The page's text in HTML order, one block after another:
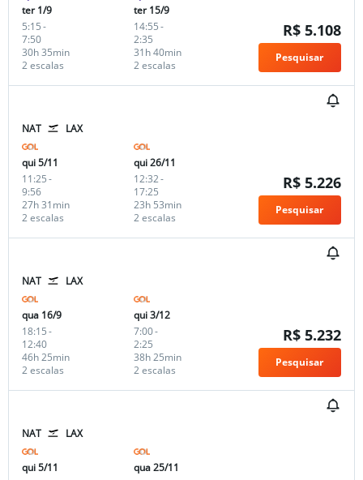
ter 1/9
5:15-
7:50
2 escalas
30h 35min
ter 15/9
14:55-
2:35
2 escalas
31h 40min
R$ 5.108
Pesquisar
NAT LAX
qui 5/11
11:25-
9:56
2 escalas
27h 31min
qui 26/11
12:32-
17:25
2 escalas
23h 53min
R$ 5.226
Pesquisar
NAT LAX
qua 16/9
18:15-
12:40
2 escalas
46h 25min
qui 3/12
7:00-
2:25
2 escalas
38h 25min
R$ 5.232
Pesquisar
NAT LAX
qui 5/11
qua 25/11